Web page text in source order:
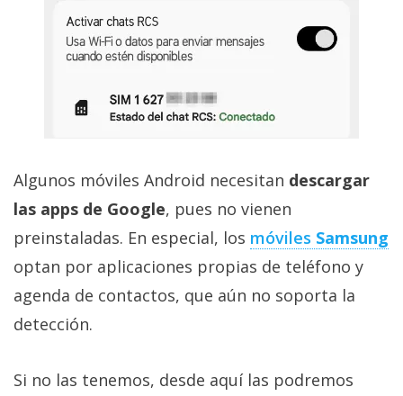
Algunos móviles Android necesitan descargar
las apps de Google, pues no vienen
preinstaladas. En especial, los móviles Samsung
optan por aplicaciones propias de teléfono y
agenda de contactos, que aún no soporta la
detección.
Si no las tenemos, desde aquí las podremos